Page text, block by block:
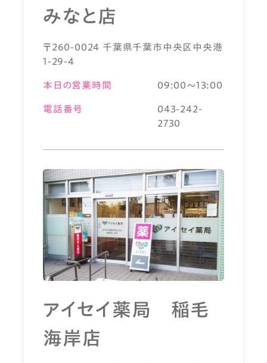
みなと店
〒260-0024 千葉県千葉市中央区中央港
1-29-4
本日の営業時間 09:00～13:00
電話番号
043-242-
2730
アイセイ薬局 稲毛
海岸店